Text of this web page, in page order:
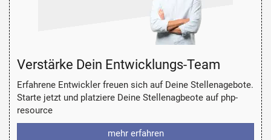
Verstärke Dein Entwicklungs-Team
Erfahrene Entwickler freuen sich auf Deine Stellenagebote.
Starte jetzt und platziere Deine Stellenagbeote auf php-
resource
mehr erfahren